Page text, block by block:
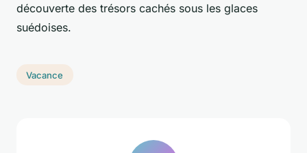
découverte des trésors cachés sous les glaces
suédoises.
Vacance